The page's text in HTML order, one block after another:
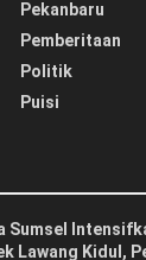
Pekanbaru
Pemberitaan
Politik
Puisi
Sumsel
Lawang Kidul,